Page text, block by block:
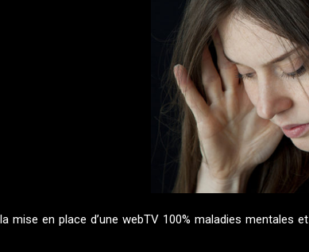
en place d’une webTV 100% maladies mentales